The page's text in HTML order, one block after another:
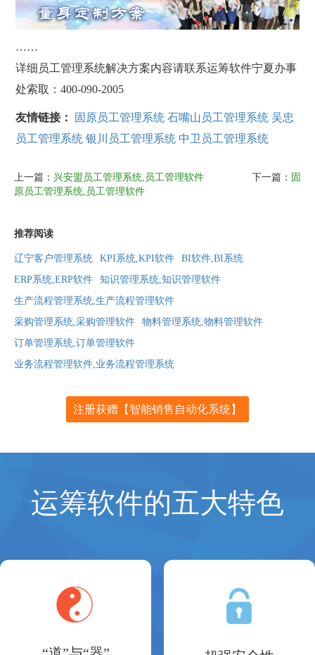
……
详细员工管理系统解决方案内容请联系运筹软件宁夏办事
处索取：400-090-2005
友情链接： 固原员工管理系统 石嘴山员工管理系统 吴忠
员工管理系统 银川员工管理系统 中卫员工管理系统
上一篇： 兴安盟员工管理系统,员工管理软件 下一篇： 固
原员工管理系统,员工管理软件
推荐阅读
辽宁客户管理系统 KPI系统,KPI软件
BI软件,BI系统
ERP系统,ERP软件
知识管理系统,知识管理软件
生产流程管理系统,生产流程管理软件
采购管理系统,采购管理软件
物料管理系统,物料管理软件
订单管理系统,订单管理软件
业务流程管理软件,业务流程管理系统
注册获赠【智能销售自动化系统】
运筹软件的五大特色